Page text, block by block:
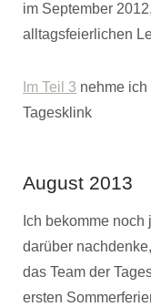
im September
alltagsfeierlichen
Im Teil 3 nehme
Tagesklink
August 2013
Ich bekomme
darüber
das Team der
ersten